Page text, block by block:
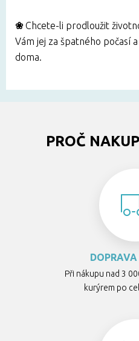
❀Chcete-li prodloužit
Vám jej za špatného počasí
doma.
PROČ
Při nákupu nad 3
kurýrem po